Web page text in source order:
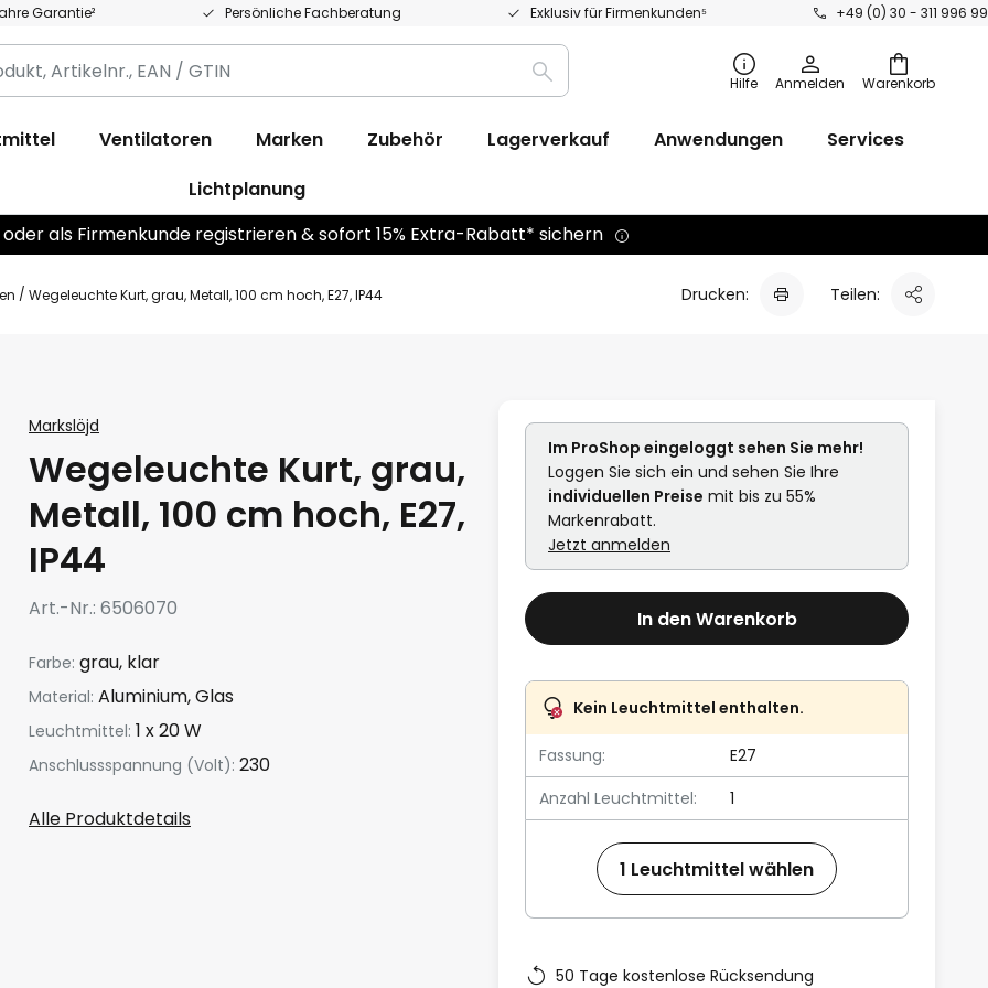
Garantie² Persönliche Fachberatung Exklusiv für Firmenkunden⁵ +49 (0) 30 - 311 996 99
Warenkorb
Suche Hilfe Anmelden
Ventilatoren Marken Zubehör Lagerverkauf Anwendungen
Services
Lichtplanung
als Firmenkunde registrieren & sofort 15% Extra-Rabatt* sichern
Wegeleuchte Kurt, grau, Metall, 100 cm hoch, E27, IP44 Drucken: Teilen:
Markslöjd
Wegeleuchte Kurt, grau,
Metall, 100 cm hoch, E27,
IP44
Art.-Nr. 6506070
Farbe: grau, klar
Material: Aluminium, Glas
Leuchtmittel: 1 x 20 W
Anschlussspannung (Volt): 230
Alle Produktdetails
Im ProShop eingeloggt sehen Sie mehr!
Loggen Sie sich ein und sehen Sie Ihre
individuellen Preise mit bis zu 55%
Markenrabatt.
Jetzt anmelden
In den Warenkorb
Kein Leuchtmittel enthalten.
Fassung:
E27
Anzahl Leuchtmittel:
1
1 Leuchtmittel wählen
50 Tage kostenlose Rücksendung